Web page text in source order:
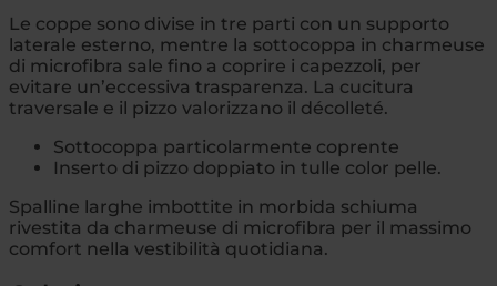
Le coppe sono divise in tre parti con un supporto
laterale esterno, mentre la sottocoppa in charmeuse
di microfibra sale fino a coprire i capezzoli, per
evitare un’eccessiva trasparenza. La cucitura
traversale e il pizzo valorizzano il décolleté.
Sottocoppa particolarmente coprente
Inserto di pizzo doppiato in tulle color pelle.
Spalline larghe imbottite in morbida schiuma
rivestita da charmeuse di microfibra per il massimo
comfort nella vestibilità quotidiana.